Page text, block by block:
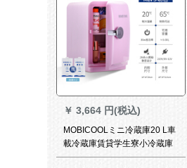
￥ 3,664 円(税込)
MOBICOOLミニ冷蔵庫20 L車
載冷蔵庫賃貸学生寮小冷蔵庫
小型冷凍冷凍庫5 Lピンク-カ